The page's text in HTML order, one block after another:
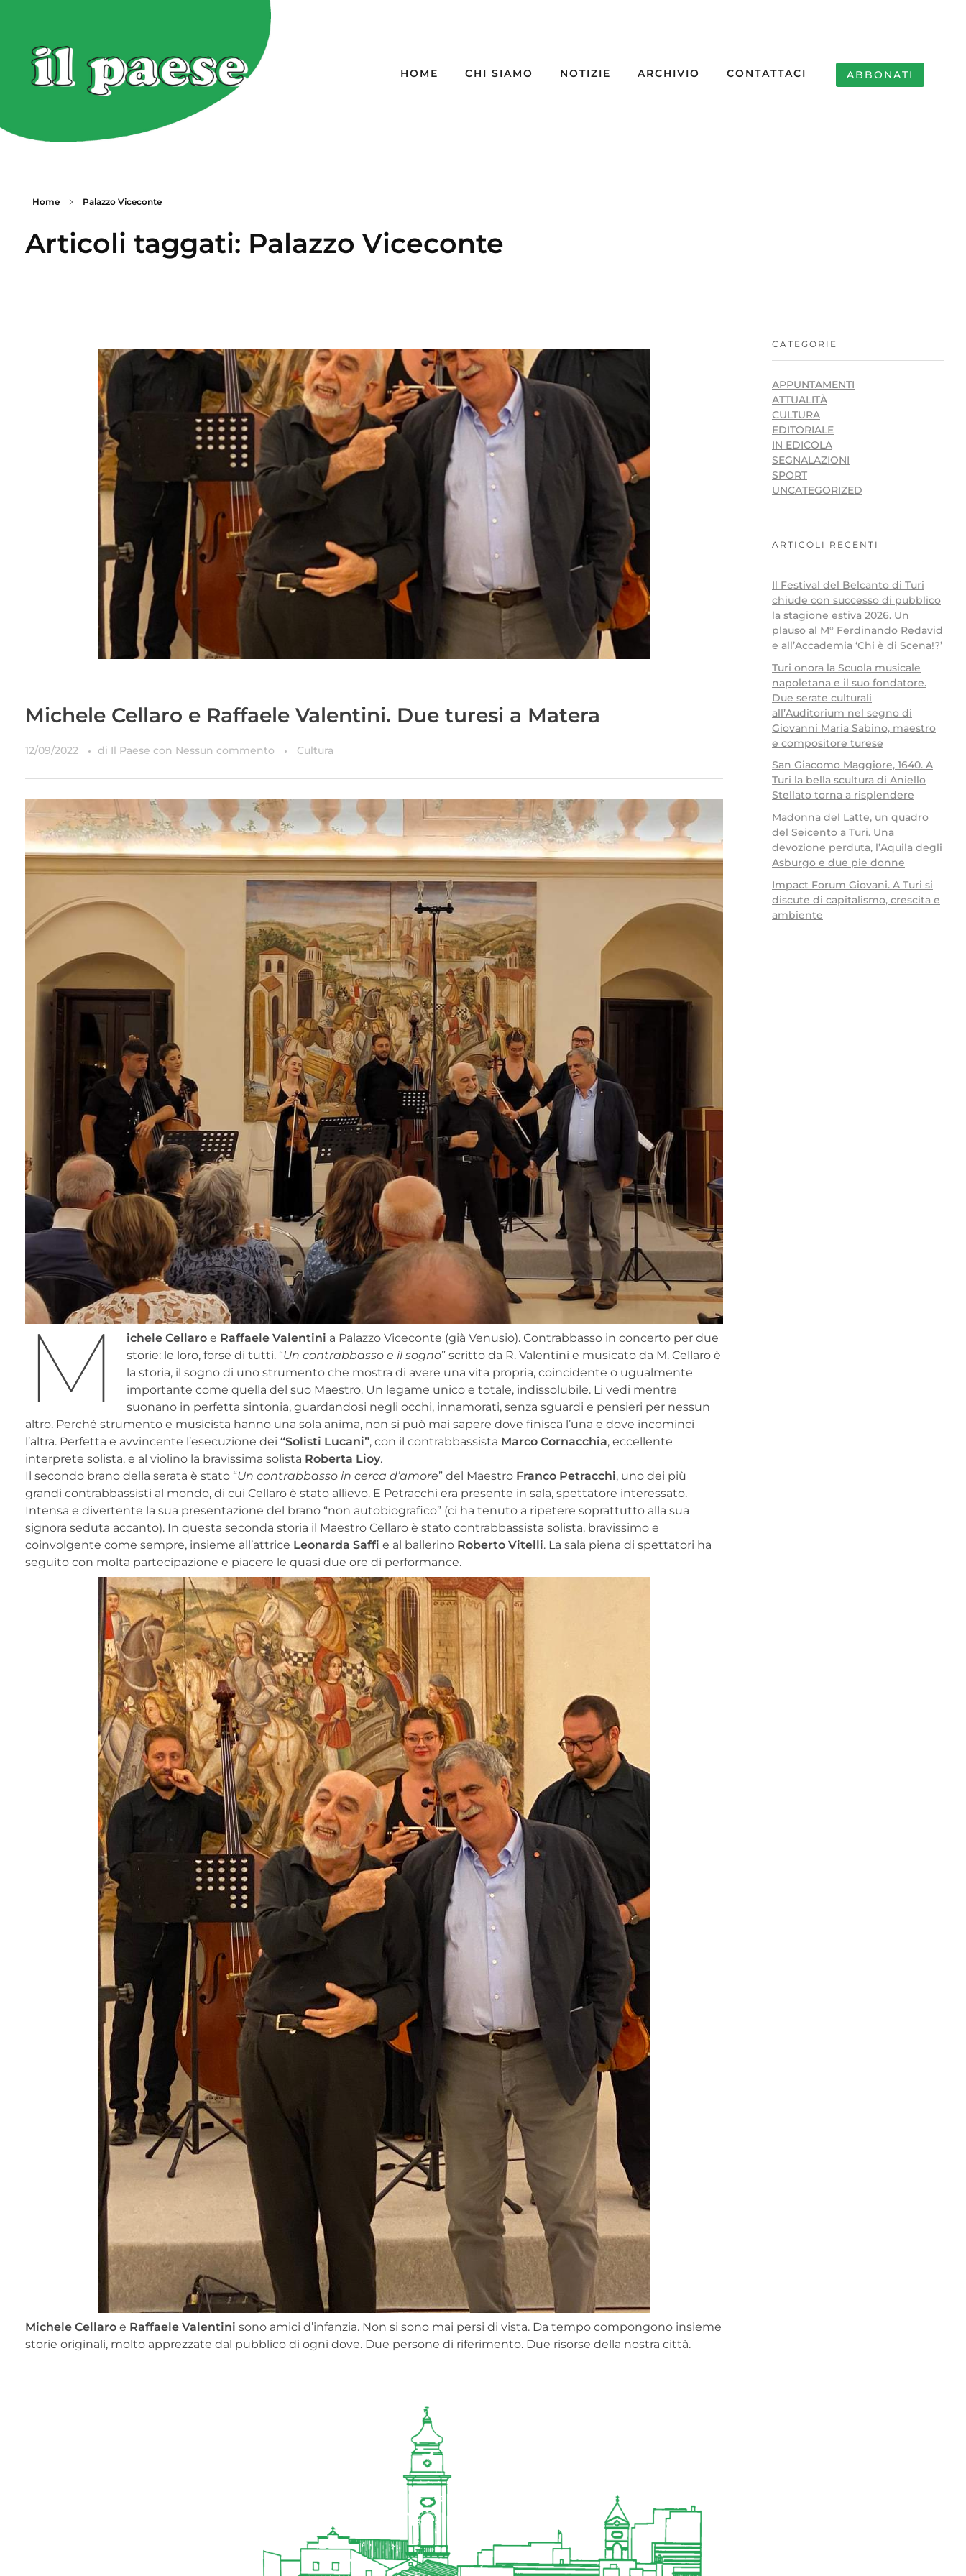
HOME CHI SIAMO NOTIZIE ARCHIVIO CONTATTACI ABBONATI
Home Palazzo Viceconte
Articoli taggati: Palazzo Viceconte
Michele Cellaro e Raffaele Valentini. Due turesi a Matera
12/09/2022 di Il Paese con Nessun commento Cultura
M ichele Cellaro e Raffaele Valentini a Palazzo Viceconte (già Venusio). Contrabbasso in concerto per due
storie: le loro, forse di tutti. “Un contrabbasso e il sogno” scritto da R. Valentini e musicato da M. Cellaro è
la storia, il sogno di uno strumento che mostra di avere una vita propria, coincidente o ugualmente
importante come quella del suo Maestro. Un legame unico e totale, indissolubile. Li vedi mentre
suonano in perfetta sintonia, guardandosi negli occhi, innamorati, senza sguardi e pensieri per nessun
altro. Perché strumento e musicista hanno una sola anima, non si può mai sapere dove finisca l’una e dove incominci
l’altra. Perfetta e avvincente l’esecuzione dei “Solisti Lucani”, con il contrabbassista Marco Cornacchia, eccellente
interprete solista, e al violino la bravissima solista Roberta Lioy.
Il secondo brano della serata è stato “Un contrabbasso in cerca d’amore” del Maestro Franco Petracchi, uno dei più
grandi contrabbassisti al mondo, di cui Cellaro è stato allievo. E Petracchi era presente in sala, spettatore interessato.
Intensa e divertente la sua presentazione del brano “non autobiografico” (ci ha tenuto a ripetere soprattutto alla sua
signora seduta accanto). In questa seconda storia il Maestro Cellaro è stato contrabbassista solista, bravissimo e
coinvolgente come sempre, insieme all’attrice Leonarda Saffi e al ballerino Roberto Vitelli. La sala piena di spettatori ha
seguito con molta partecipazione e piacere le quasi due ore di performance.
Michele Cellaro e Raffaele Valentini sono amici d’infanzia. Non si sono mai persi di vista. Da tempo compongono insieme
storie originali, molto apprezzate dal pubblico di ogni dove. Due persone di riferimento. Due risorse della nostra città.
CATEGORIE
APPUNTAMENTI
ATTUALITÀ
CULTURA
EDITORIALE
IN EDICOLA
SEGNALAZIONI
SPORT
UNCATEGORIZED
ARTICOLI RECENTI
Il Festival del Belcanto di Turi
chiude con successo di pubblico
la stagione estiva 2026. Un
plauso al M° Ferdinando Redavid
e all’Accademia ‘Chi è di Scena!?’
Turi onora la Scuola musicale
napoletana e il suo fondatore.
Due serate culturali
all’Auditorium nel segno di
Giovanni Maria Sabino, maestro
e compositore turese
San Giacomo Maggiore, 1640. A
Turi la bella scultura di Aniello
Stellato torna a risplendere
Madonna del Latte, un quadro
del Seicento a Turi. Una
devozione perduta, l’Aquila degli
Asburgo e due pie donne
Impact Forum Giovani. A Turi si
discute di capitalismo, crescita e
ambiente